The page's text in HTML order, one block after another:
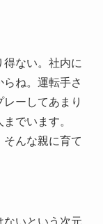
ない。社内に
ね。運転手さ
ーしてあまり
でいます。
んな親に育て
ないという次元